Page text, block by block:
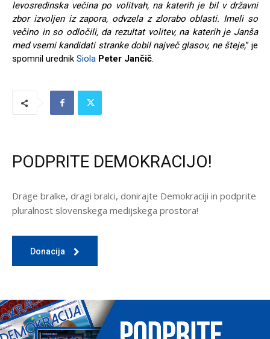
levosredinska večina po volitvah, na katerih je bil v državni
zbor izvoljen iz zapora, odvzela z zlorabo oblasti. Imeli so
večino in so odločili, da rezultat volitev, na katerih je Janša
med vsemi kandidati stranke dobil največ glasov, ne šteje,” je
spomnil urednik Siola Peter Jančič.
PODPRITE DEMOKRACIJO!
Drage bralke, dragi bralci, donirajte Demokraciji in podprite
pluralnost slovenskega medijskega prostora!
Donacija